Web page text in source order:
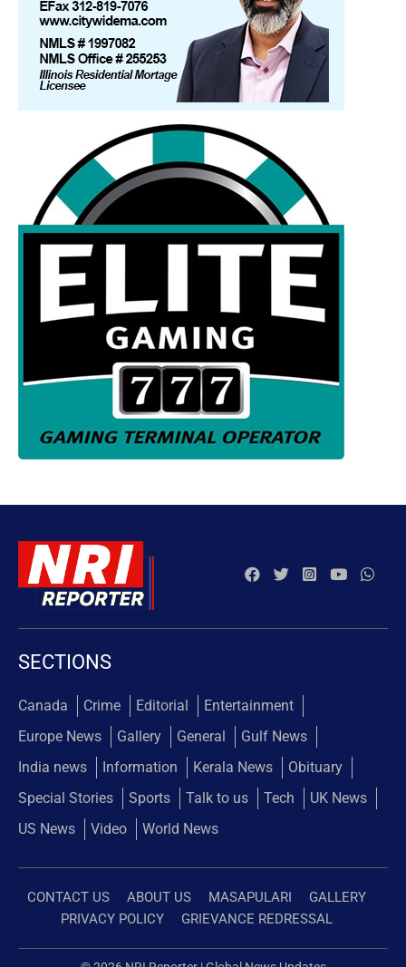
SECTIONS
Canada Crime Editorial
Entertainment
Europe News
Gallery General
Gulf News
India news
Information Kerala News
Obituary
Special Stories
Sports Talk to us Tech
UK News
US News
Video World News
CONTACT US ABOUT US MASAPULARI
GALLERY
PRIVACY POLICY
GRIEVANCE REDRESSAL